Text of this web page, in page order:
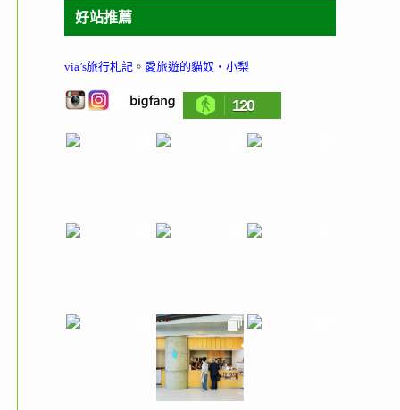
好站推薦
via’s旅行札記 。 愛旅遊的貓奴‧小梨
120